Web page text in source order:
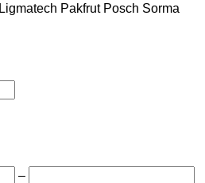
Ligmatech Pakfrut Posch Sorma
–